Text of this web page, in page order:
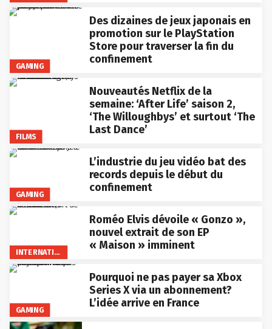
GAMING
Des dizaines de jeux japonais en
promotion sur le PlayStation
Store pour traverser la fin du
confinement
FILMS
Nouveautés Netflix de la
semaine: ‘After Life’ saison 2,
‘The Willoughbys’ et surtout ‘The
Last Dance’
GAMING
L’industrie du jeu vidéo bat des
records depuis le début du
confinement
INTERNATIONAL
Roméo Elvis dévoile « Gonzo »,
nouvel extrait de son EP
« Maison » imminent
GAMING
Pourquoi ne pas payer sa Xbox
Series X via un abonnement?
L’idée arrive en France